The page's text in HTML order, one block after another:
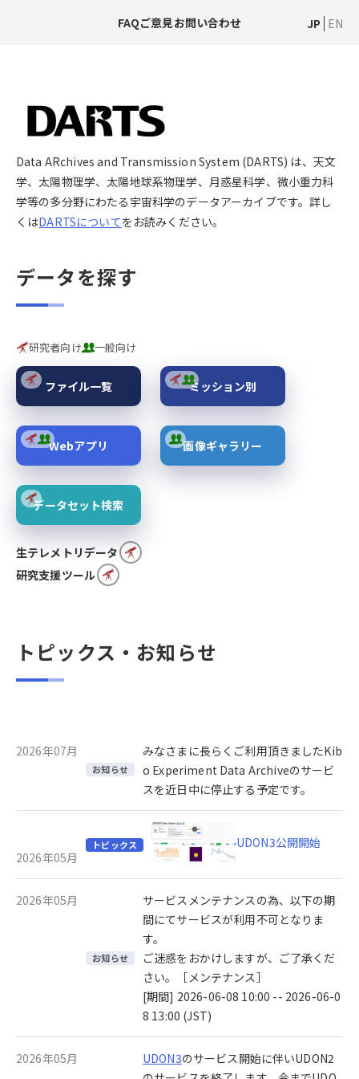
FAQご意見お問い合わせ JP EN
Data ARchives and Transmission System (DARTS) は、天文
学、太陽物理学、太陽地球系物理学、月惑星科学、微小重力科
学等の多分野にわたる宇宙科学のデータアーカイブです。詳し
くはDARTSについてをお読みください。
データを探す
研究者向け 一般向け
ファイル一覧 ミッション別
Webアプリ 画像ギャラリー
データセット検索
生テレメトリデータ
研究支援ツール
トピックス・お知らせ
2026年07月
お知らせ
みなさまに長らくご利用頂きましたKib
o Experiment Data Archiveのサービ
スを近日中に停止する予定です。
2026年05月
トピックス UDON3公開開始
2026年05月
お知らせ
サービスメンテナンスの為、以下の期
間にてサービスが利用不可となりま
す。
ご迷惑をおかけしますが、ご了承くだ
さい。［メンテナンス］
[期間] 2026-06-08 10:00 -- 2026-06-0
8 13:00 (JST)
2026年05月 UDON3のサービス開始に伴いUDON2